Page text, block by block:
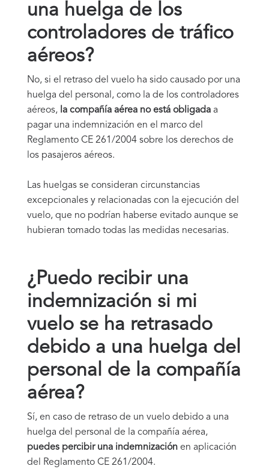
una huelga de los
controladores de tráfico
aéreos?
No, si el retraso del vuelo ha sido causado por una
huelga del personal, como la de los controladores
aéreos, la compañía aérea no está obligada a
pagar una indemnización en el marco del
Reglamento CE 261/2004 sobre los derechos de
los pasajeros aéreos.
Las huelgas se consideran circunstancias
excepcionales y relacionadas con la ejecución del
vuelo, que no podrían haberse evitado aunque se
hubieran tomado todas las medidas necesarias.
¿Puedo recibir una
indemnización si mi
vuelo se ha retrasado
debido a una huelga del
personal de la compañía
aérea?
Sí, en caso de retraso de un vuelo debido a una
huelga del personal de la compañía aérea,
puedes percibir una indemnización en aplicación
del Reglamento CE 261/2004.